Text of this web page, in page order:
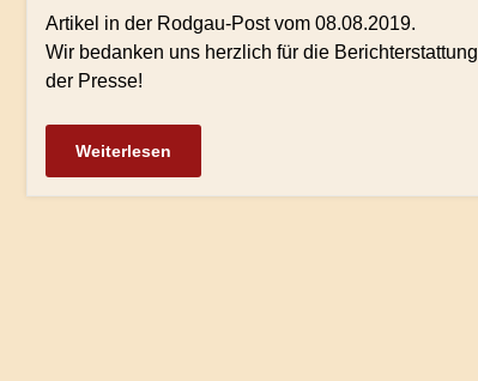
Artikel in der Rodgau-Post vom 08.08.2019.
Wir bedanken uns herzlich für die Berichterstattung
der Presse!
Weiterlesen